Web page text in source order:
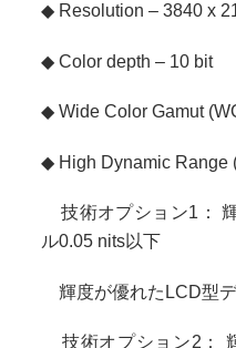
◆ Resolution – 3840 x
◆ Color depth – 10 bit
◆ Wide Color Gamut
◆ High Dynamic Range
技術オプション1：
ル0.05 nits以下
輝度が優れたLCD型
技術オプション2：